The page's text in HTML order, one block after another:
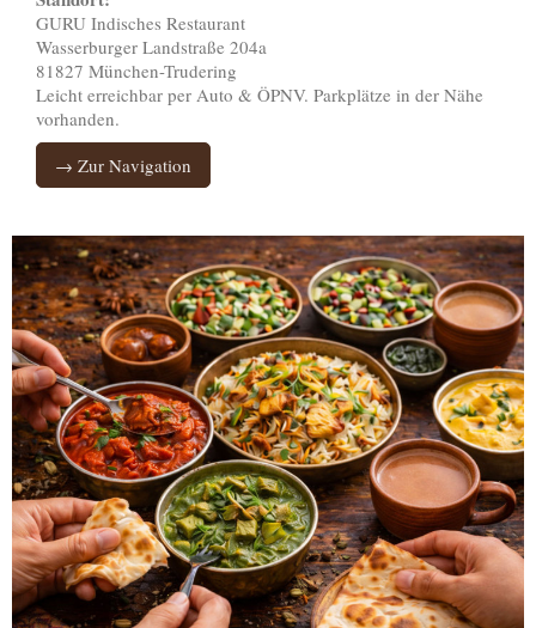
GURU Indisches Restaurant
Wasserburger Landstraße 204a
81827 München-Trudering
Leicht erreichbar per Auto & ÖPNV. Parkplätze in der Nähe
vorhanden.
→ Zur Navigation